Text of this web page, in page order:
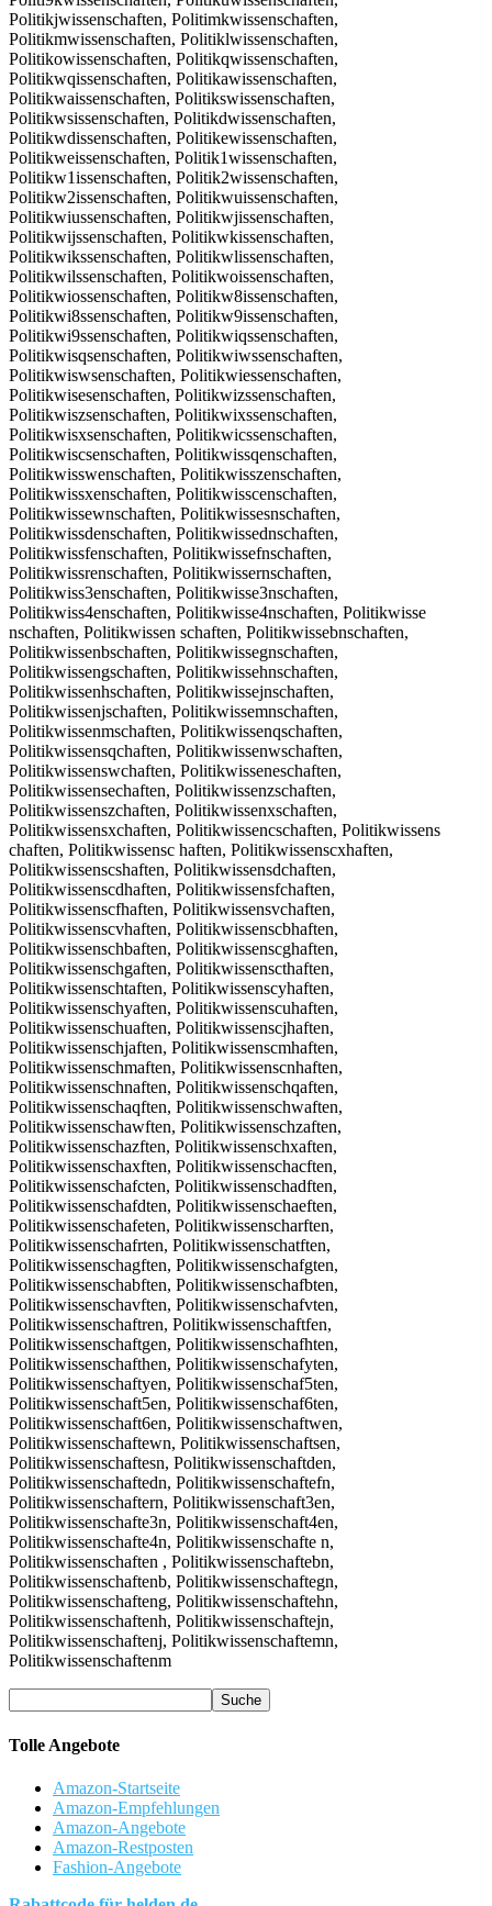
Tolle Angebote
Amazon-Startseite
Amazon-Empfehlungen
Amazon-Angebote
Amazon-Restposten
Fashion-Angebote